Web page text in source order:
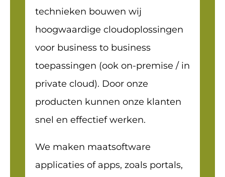
technieken bouwen wij
hoogwaardige cloudoplossingen
voor business to business
toepassingen (ook on-premise / in
private cloud). Door onze
producten kunnen onze klanten
snel en effectief werken.
We maken maatsoftware
applicaties of apps, zoals portals,